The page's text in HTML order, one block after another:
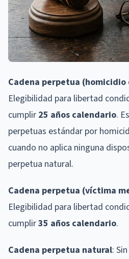
Cadena perpetua
Elegibilidad para libertad
cumplir 25 años calendario.
perpetuas estándar por
cuando no aplica ninguna
perpetua natural.
Cadena perpetua (víctima
Elegibilidad para libertad
cumplir35 años calendario.
Cadena perpetua natural: